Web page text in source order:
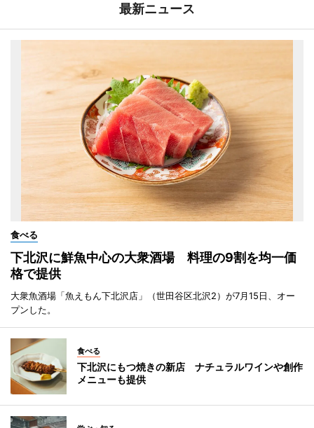
最新ニュース
食べる
下北沢に鮮魚中心の大衆酒場 料理の9割を均一価
格で提供
大衆魚酒場「魚えもん下北沢店」（世田谷区北沢2）が7月15日、オー
プンした。
食べる
下北沢にもつ焼きの新店 ナチュラルワインや創作
メニューも提供